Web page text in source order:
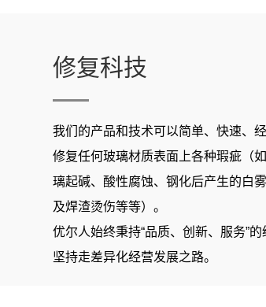
修复科技
我们的产品和技术可以简单、快速、
修复任何玻璃材质表面上各种瑕疵（
璃起碱、酸性腐蚀、钢化后产生的白
及焊渣烫伤等等）。
优尔人始终秉持“品质、创新、服务”的
坚持走差异化经营发展之路。